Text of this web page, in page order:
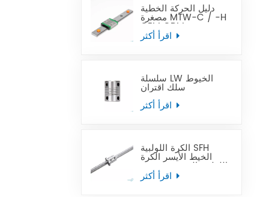
دليل الحركة الخطية
مصغرة MTW-C / -H
OEM ODM
سلسلة LW الخيوط
سلك اقتران
الكرة اللولبية SFH
الخيط الأيسر الكرة
اللولبية المستخدمة في
أدوات آلة التصنيع
باستخدام الحاسب الآلي